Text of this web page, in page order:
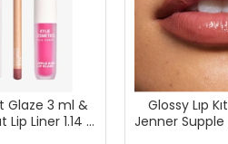
Glaze 3 ml &
Lip Liner 1.14 g
Glossy Lıp
Jenner Supple